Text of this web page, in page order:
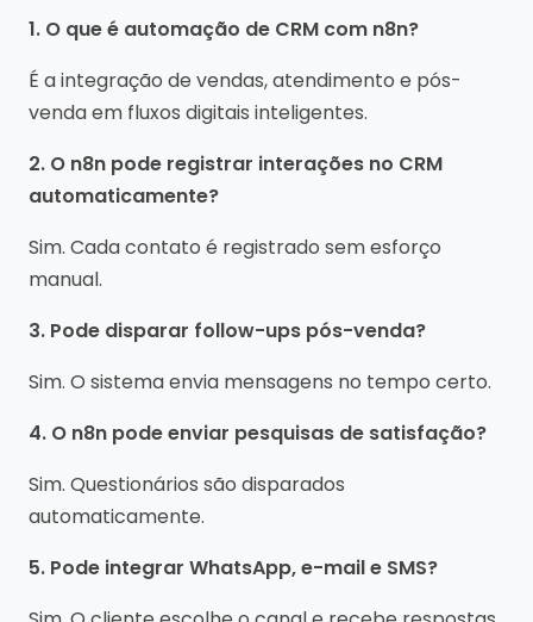
1. O que é automação de CRM com n8n?
É a integração de vendas, atendimento e pós-
venda em fluxos digitais inteligentes.
2. O n8n pode registrar interações no CRM
automaticamente?
Sim. Cada contato é registrado sem esforço
manual.
3. Pode disparar follow-ups pós-venda?
Sim. O sistema envia mensagens no tempo certo.
4. O n8n pode enviar pesquisas de satisfação?
Sim. Questionários são disparados
automaticamente.
5. Pode integrar WhatsApp, e-mail e SMS?